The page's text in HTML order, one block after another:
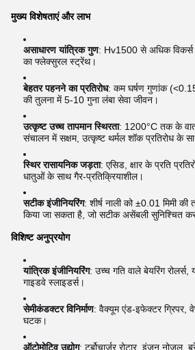
मुख्य विशेषताएं और लाभ
असाधारण यांत्रिक गुण: Hv1500 से अधिक
का फ्लेक्सुरल स्ट्रेंथ।
बेहतर पहनने का प्रतिरोध: कम घर्षण गुणांक
की तुलना में 5-10 गुना लंबा सेवा जीवन।
उत्कृष्ट उच्च तापमान स्थिरता: 1200°C तक के
संचालन में सक्षम, उत्कृष्ट थर्मल शॉक प्रतिरोध के
स्थिर रासायनिक जड़ता: एसिड, क्षार के प्रति
धातुओं के साथ गैर-प्रतिक्रियाशील।
सटीक इंजीनियरिंग: शीर्ष नाली को ±0.01 मिमी
किया जा सकता है, जो सटीक असेंबली सुनिश्चित
विशिष्ट अनुप्रयोग
यांत्रिक इंजीनियरिंग: उच्च गति वाले बेयरिंग रोलर्स,
गाइडवे स्लाइडर्स।
सेमीकंडक्टर विनिर्माण: वैक्यूम एंड-इफेक्टर ग्रिपर,
घटक।
ऑटोमोटिव उद्योग: टर्बोचार्जर रोटार, इंजन नोजल,